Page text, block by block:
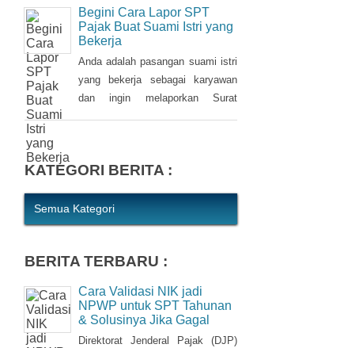
kewajiban bagi setiap Wajib Pajak
(WP). WP berhak untuk memilih
pembetulan Surat Pemberitahuan
(SPT) Tahunan Pajak Penghasilan
(PPh) dengan aturan main yang
berbeda, salah satunya mengenai
Begini Cara Lapor SPT
Pajak Buat Suami Istri yang
Bekerja
Anda adalah pasangan suami istri
yang bekerja sebagai karyawan
dan ingin melaporkan Surat
bisa Anda lakukan. Saat
di Jakarta, Rabu (30/3/2016),
Kepala Kantor Pelayanan Pajak
Dwi Astuti memberikan
suami atau istri
KATEGORI BERITA :
Semua Kategori
BERITA TERBARU :
Cara Validasi NIK jadi
NPWP untuk SPT Tahunan
& Solusinya Jika Gagal
Direktorat Jenderal Pajak (DJP)